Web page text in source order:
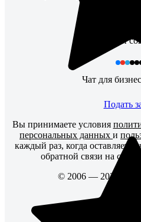
Наши
Чат для
Подать
Вы принимаете условия
персональных данных и
каждый раз, когда
обратной связи на
© 2006 — 2026.